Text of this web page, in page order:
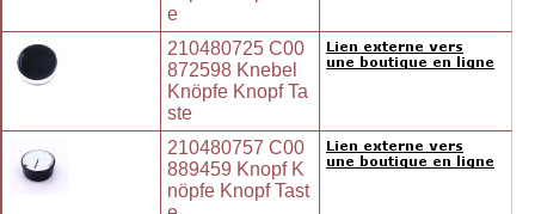
e
210480725 C00
872598 Knebel
Knöpfe Knopf Ta
ste
210480757 C00
889459 Knopf K
nöpfe Knopf Tast